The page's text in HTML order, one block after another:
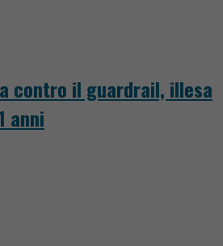
contro il guardrail, illesa
anni